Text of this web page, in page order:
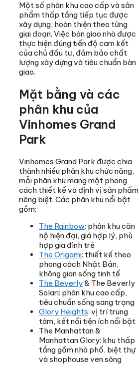
Một số phân khu cao cấp và sản
phẩm thấp tầng tiếp tục được
xây dựng, hoàn thiện theo từng
giai đoạn. Việc bàn giao nhà được
thực hiện đúng tiến độ cam kết
của chủ đầu tư, đảm bảo chất
lượng xây dựng và tiêu chuẩn bàn
giao.
Mặt bằng và các
phân khu của
Vinhomes Grand
Park
Vinhomes Grand Park được chia
thành nhiều phân khu chức năng,
mỗi phân khu mang một phong
cách thiết kế và định vị sản phẩm
riêng biệt. Các phân khu nổi bật
gồm:
The Rainbow: phân khu căn
hộ hiện đại, giá hợp lý, phù
hợp gia đình trẻ
The Origami: thiết kế theo
phong cách Nhật Bản,
không gian sống tinh tế
The Beverly& The Beverly
Solari: phân khu cao cấp,
tiêu chuẩn sống sang trọng
Glory Heights: vị trí trung
tâm, kết nối tiện ích nổi bật
The Manhattan &
Manhattan Glory: khu thấp
tầng gồm nhà phố, biệt thự
và shophouse ven sông